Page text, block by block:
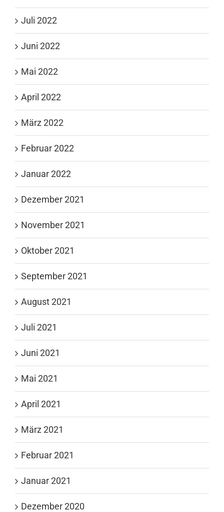
Juli 2022
Juni 2022
Mai 2022
April 2022
März 2022
Februar 2022
Januar 2022
Dezember 2021
November 2021
Oktober 2021
September 2021
August 2021
Juli 2021
Juni 2021
Mai 2021
April 2021
März 2021
Februar 2021
Januar 2021
Dezember 2020